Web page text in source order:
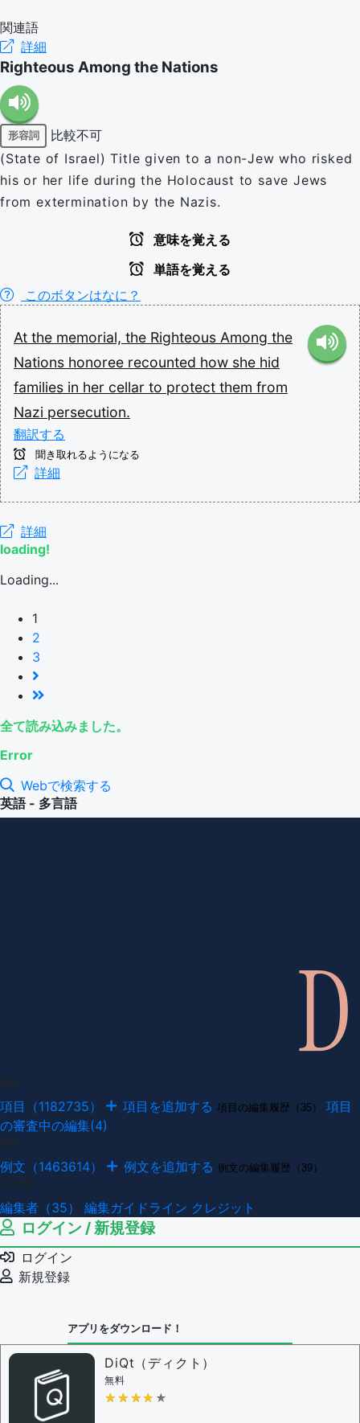
関連語
詳細
Righteous Among the Nations
形容詞
比較不可
(State of Israel) Title given to a non-Jew who risked
his or her life during the Holocaust to save Jews
from extermination by the Nazis.
意味を覚える
単語を覚える
このボタンはなに？
At the memorial, the Righteous Among the
Nations honoree recounted how she hid
families in her cellar to protect them from
Nazi persecution.
翻訳する
聞き取れるようになる
詳細
詳細
loading!
Loading...
1
2
3
全て読み込みました。
Error
Webで検索する
英語 - 多言語
項目（1182735） 項目を追加する 項目の編集履歴（35）
項目
の審査中の編集(4)
例文（1463614） 例文を追加する 例文の編集履歴（39）
編集者（35） 編集ガイドライン クレジット
ログイン / 新規登録
ログイン
新規登録
アプリをダウンロード！
DiQt（ディクト）
無料
★★★★★
★★★★★